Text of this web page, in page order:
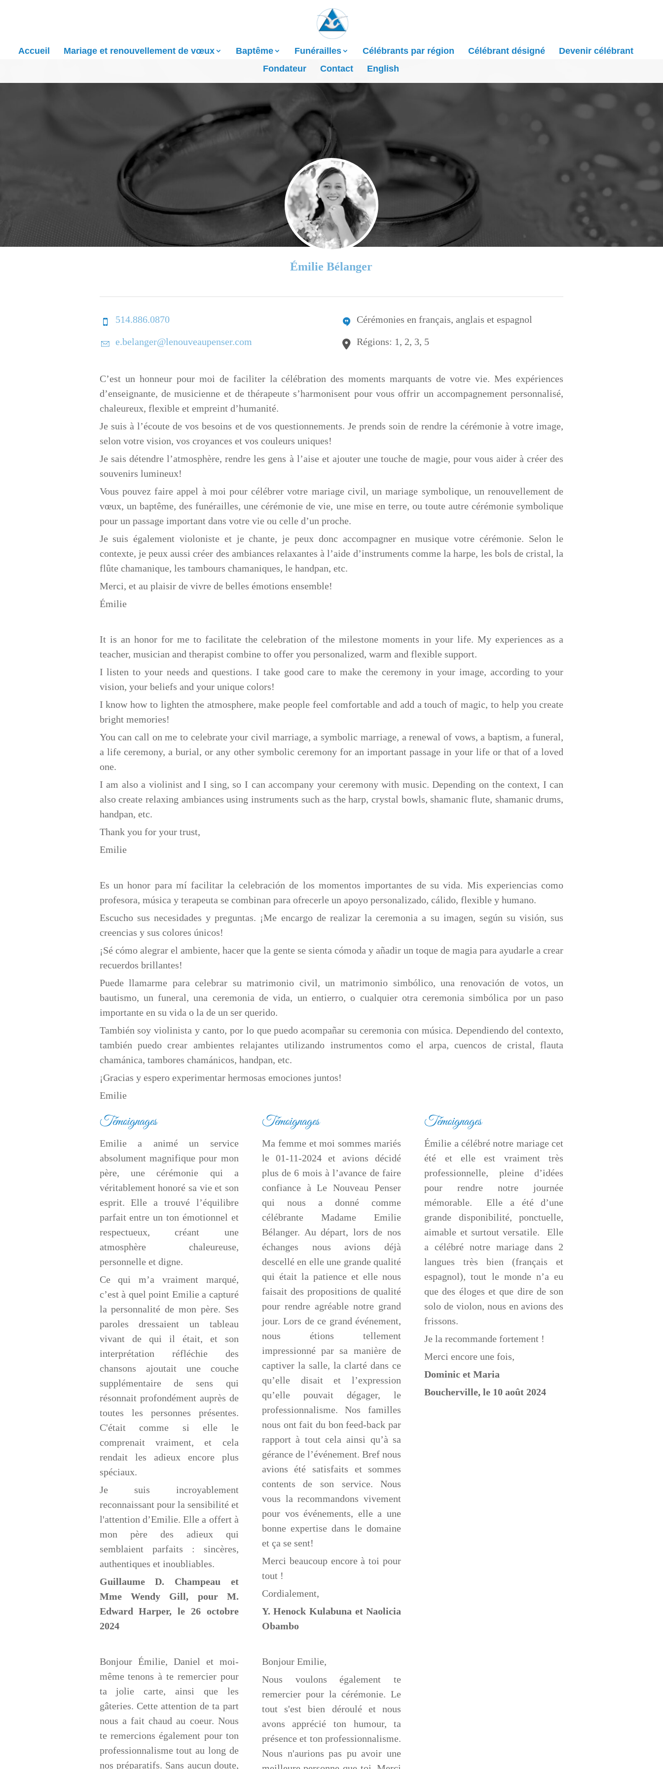
Accueil Mariage et renouvellement de vœux Baptême Funérailles Célébrants par région Célébrant désigné
Devenir célébrant
Fondateur
Contact English
Émilie Bélanger
514.886.0870
e.belanger@lenouveaupenser.com
Cérémonies en français, anglais et espagnol
Régions: 1, 2, 3, 5
C’est un honneur pour moi de faciliter la célébration des moments marquants de votre vie. Mes expériences
d’enseignante, de musicienne et de thérapeute s’harmonisent pour vous offrir un accompagnement personnalisé,
chaleureux, flexible et empreint d’humanité.
Je suis à l’écoute de vos besoins et de vos questionnements. Je prends soin de rendre la cérémonie à votre image,
selon votre vision, vos croyances et vos couleurs uniques!
Je sais détendre l’atmosphère, rendre les gens à l’aise et ajouter une touche de magie, pour vous aider à créer des
souvenirs lumineux!
Vous pouvez faire appel à moi pour célébrer votre mariage civil, un mariage symbolique, un renouvellement de
vœux, un baptême, des funérailles, une cérémonie de vie, une mise en terre, ou toute autre cérémonie symbolique
pour un passage important dans votre vie ou celle d’un proche.
Je suis également violoniste et je chante, je peux donc accompagner en musique votre cérémonie. Selon le
contexte, je peux aussi créer des ambiances relaxantes à l’aide d’instruments comme la harpe, les bols de cristal, la
flûte chamanique, les tambours chamaniques, le handpan, etc.
Merci, et au plaisir de vivre de belles émotions ensemble!
Émilie
It is an honor for me to facilitate the celebration of the milestone moments in your life. My experiences as a
teacher, musician and therapist combine to offer you personalized, warm and flexible support.
I listen to your needs and questions. I take good care to make the ceremony in your image, according to your
vision, your beliefs and your unique colors!
I know how to lighten the atmosphere, make people feel comfortable and add a touch of magic, to help you create
bright memories!
You can call on me to celebrate your civil marriage, a symbolic marriage, a renewal of vows, a baptism, a funeral,
a life ceremony, a burial, or any other symbolic ceremony for an important passage in your life or that of a loved
one.
I am also a violinist and I sing, so I can accompany your ceremony with music. Depending on the context, I can
also create relaxing ambiances using instruments such as the harp, crystal bowls, shamanic flute, shamanic drums,
handpan, etc.
Thank you for your trust,
Emilie
Es un honor para mí facilitar la celebración de los momentos importantes de su vida. Mis experiencias como
profesora, música y terapeuta se combinan para ofrecerle un apoyo personalizado, cálido, flexible y humano.
Escucho sus necesidades y preguntas. ¡Me encargo de realizar la ceremonia a su imagen, según su visión, sus
creencias y sus colores únicos!
¡Sé cómo alegrar el ambiente, hacer que la gente se sienta cómoda y añadir un toque de magia para ayudarle a crear
recuerdos brillantes!
Puede llamarme para celebrar su matrimonio civil, un matrimonio simbólico, una renovación de votos, un
bautismo, un funeral, una ceremonia de vida, un entierro, o cualquier otra ceremonia simbólica por un paso
importante en su vida o la de un ser querido.
También soy violinista y canto, por lo que puedo acompañar su ceremonia con música. Dependiendo del contexto,
también puedo crear ambientes relajantes utilizando instrumentos como el arpa, cuencos de cristal, flauta
chamánica, tambores chamánicos, handpan, etc.
¡Gracias y espero experimentar hermosas emociones juntos!
Emilie
Témoignages
Emilie a animé un service
absolument magnifique pour mon
père, une cérémonie qui a
véritablement honoré sa vie et son
esprit. Elle a trouvé l’équilibre
parfait entre un ton émotionnel et
respectueux, créant une
atmosphère chaleureuse,
personnelle et digne.
Ce qui m’a vraiment marqué,
c’est à quel point Emilie a capturé
la personnalité de mon père. Ses
paroles dressaient un tableau
vivant de qui il était, et son
interprétation réfléchie des
chansons ajoutait une couche
supplémentaire de sens qui
résonnait profondément auprès de
toutes les personnes présentes.
C'était comme si elle le
comprenait vraiment, et cela
rendait les adieux encore plus
spéciaux.
Je suis incroyablement
reconnaissant pour la sensibilité et
l'attention d’Emilie. Elle a offert à
mon père des adieux qui
semblaient parfaits : sincères,
authentiques et inoubliables.
Guillaume D. Champeau et
Mme Wendy Gill, pour M.
Edward Harper, le 26 octobre
2024
Bonjour Émilie, Daniel et moi-
même tenons à te remercier pour
ta jolie carte, ainsi que les
gâteries. Cette attention de ta part
nous a fait chaud au coeur. Nous
te remercions également pour ton
professionnalisme tout au long de
nos préparatifs. Sans aucun doute,
Témoignages
Ma femme et moi sommes mariés
le 01-11-2024 et avions décidé
plus de 6 mois à l’avance de faire
confiance à Le Nouveau Penser
qui nous a donné comme
célébrante Madame Emilie
Bélanger. Au départ, lors de nos
échanges nous avions déjà
descellé en elle une grande qualité
qui était la patience et elle nous
faisait des propositions de qualité
pour rendre agréable notre grand
jour. Lors de ce grand événement,
nous étions tellement
impressionné par sa manière de
captiver la salle, la clarté dans ce
qu’elle disait et l’expression
qu’elle pouvait dégager, le
professionnalisme. Nos familles
nous ont fait du bon feed-back par
rapport à tout cela ainsi qu’à sa
gérance de l’événement. Bref nous
avions été satisfaits et sommes
contents de son service. Nous
vous la recommandons vivement
pour vos événements, elle a une
bonne expertise dans le domaine
et ça se sent!
Merci beaucoup encore à toi pour
tout !
Cordialement,
Y. Henock Kulabuna et Naolicia
Obambo
Bonjour Emilie,
Nous voulons également te
remercier pour la cérémonie. Le
tout s'est bien déroulé et nous
avons apprécié ton humour, ta
présence et ton professionnalisme.
Nous n'aurions pas pu avoir une
Témoignages
Émilie a célébré notre mariage cet
été et elle est vraiment très
professionnelle, pleine d’idées
pour rendre notre journée
mémorable. Elle a été d’une
grande disponibilité, ponctuelle,
aimable et surtout versatile. Elle
a célébré notre mariage dans 2
langues très bien (français et
espagnol), tout le monde n’a eu
que des éloges et que dire de son
solo de violon, nous en avions des
frissons.
Je la recommande fortement !
Merci encore une fois,
Dominic et Maria
Boucherville, le 10 août 2024